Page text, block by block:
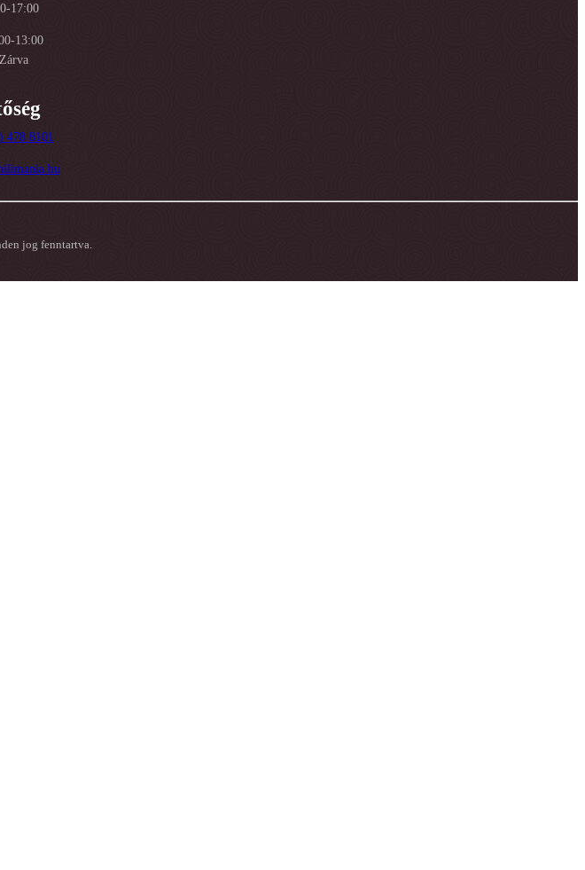
17:00
13:00
478 8101
jog fenntartva.